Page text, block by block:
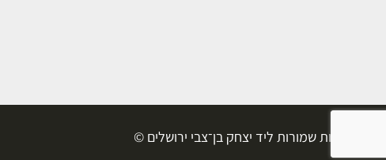
כל הזכויות שמורות ליד יצחק בן־צבי ירושלים ©